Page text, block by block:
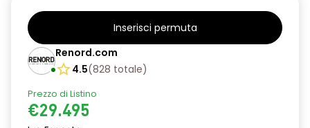
Chiusura centralizzata
Climatizzatore
Console centrale multifunzione
Fendinebbia anteriori
Impianto audio con touchscreen
Inserisci permuta
Renord.com
4.5(828 totale)
Prezzo di Listino
€29.495